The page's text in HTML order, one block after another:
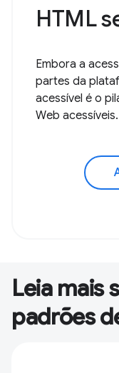
HTML
Embora a
partes da
acessível é o
Web acessíveis.
Leia mais
padrões